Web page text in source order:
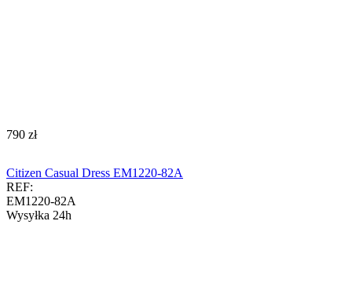
‍790‍ zł
Citizen Casual Dress EM1220-82A
REF:
EM1220-82A
Wysyłka 24h